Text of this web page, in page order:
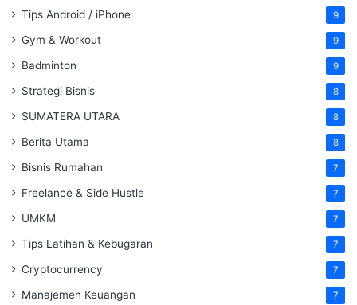
Tips Android / iPhone 9
Gym & Workout 9
Badminton 9
Strategi Bisnis 8
SUMATERA UTARA 8
Berita Utama 8
Bisnis Rumahan 7
Freelance & Side Hustle 7
UMKM 7
Tips Latihan & Kebugaran 7
Cryptocurrency 7
Manajemen Keuangan 7